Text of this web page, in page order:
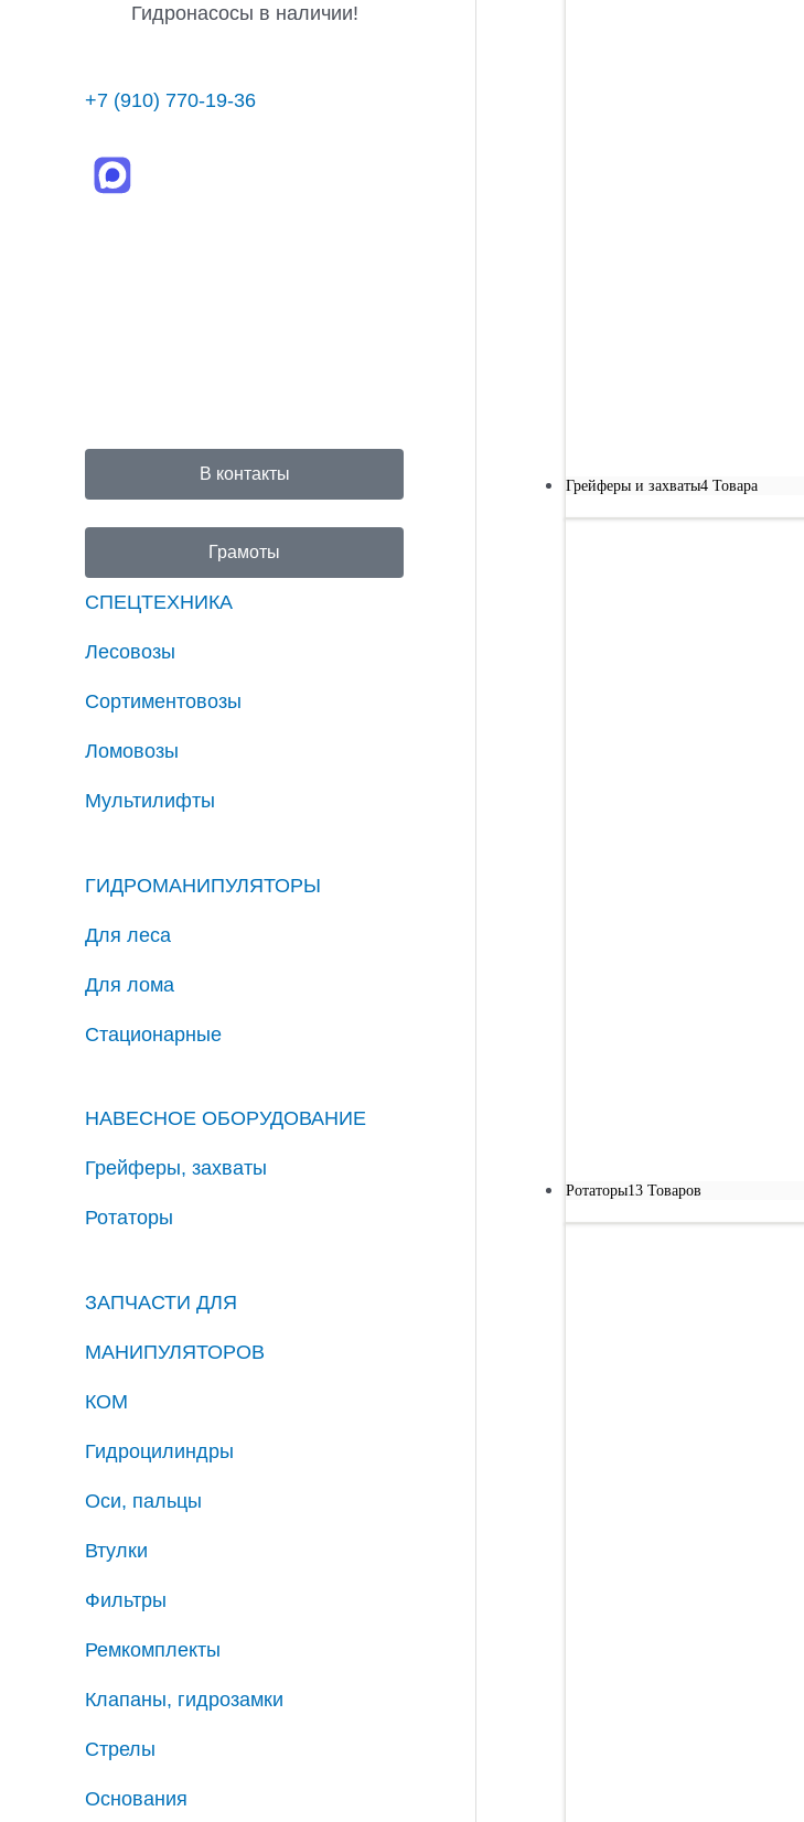
Гидронасосы в наличии!
+7 (910) 770-19-36
В контакты
Грамоты
СПЕЦТЕХНИКА
Лесовозы
Сортиментовозы
Ломовозы
Мультилифты
ГИДРОМАНИПУЛЯТОРЫ
Для леса
Для лома
Стационарные
НАВЕСНОЕ ОБОРУДОВАНИЕ
Грейферы, захваты
Ротаторы
ЗАПЧАСТИ ДЛЯ
МАНИПУЛЯТОРОВ
КОМ
Гидроцилиндры
Оси, пальцы
Втулки
Фильтры
Ремкомплекты
Клапаны, гидрозамки
Стрелы
Основания
Грейферы и захваты4 Товара
Ротаторы13 Товаров